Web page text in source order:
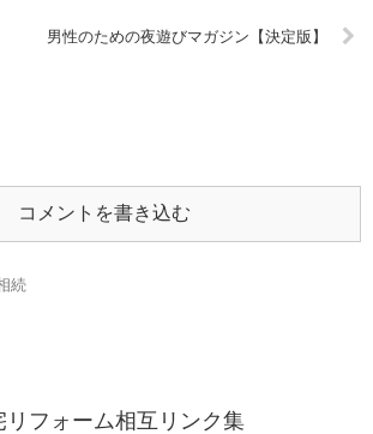
男性のための夜遊びマガジン【決定版】
コメントを書き込む
続
リフォーム相互リンク集